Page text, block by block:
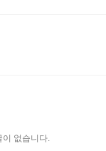
이 없습니다.